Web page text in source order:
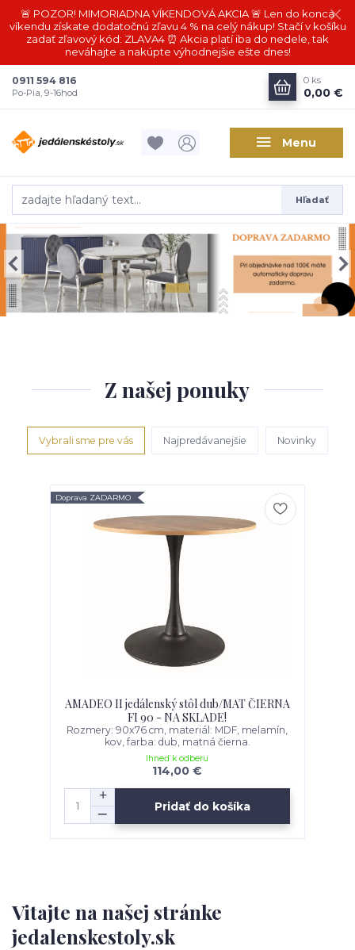
🚨 POZOR! MIMORIADNA VÍKENDOVÁ AKCIA 🚨 Len do konca
víkendu získate dodatočnú zľavu 4 % na celý nákup! Stačí v košíku
zadať zľavový kód: ZLAVA4 ⏰ Akcia platí iba do nedele, tak
neváhajte a nakúpte výhodnejšie ešte dnes!
Menu
Hľadať
0911 594 816
Po-Pia, 9-16hod
0 ks
0,00 €
Z našej ponuky
Vybrali sme pre vás Najpredávanejšie Novinky
Doprava ZADARMO
AMADEO II jedálenský stôl dub/MAT ČIERNA
FI 90 - NA SKLADE!
Rozmery: 90x76 cm, materiál: MDF, melamín,
kov, farba: dub, matná čierna.
114,00 €
Ihneď k odberu
Pridať do košíka
Vitajte na našej stránke
jedalenskestoly.sk